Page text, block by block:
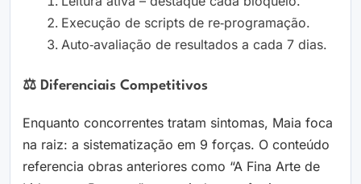
Execução de scripts de re‑programação.
Auto‑avaliação de resultados a cada 7 dias.
⚖️ Diferenciais Competitivos
Enquanto concorrentes tratam sintomas, Maia foca
na raiz: a sistematização em 9 forças. O conteúdo
referencia obras anteriores como “A Fina Arte de